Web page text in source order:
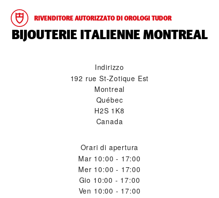
RIVENDITORE AUTORIZZATO DI OROLOGI TUDOR
‭BIJOUTERIE ITALIENNE MONTREAL‬
Indirizzo
192 rue St-Zotique Est
Montreal
Québec
H2S 1K8
Canada
Orari di apertura
Mar 10:00 - 17:00
Mer 10:00 - 17:00
Gio 10:00 - 17:00
Ven 10:00 - 17:00